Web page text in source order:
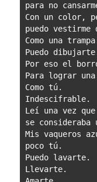
para no
Con un color,
puedo
Como una
Puedo
Por eso el
Para lograr una
Como tú.
Indescifrable.
Leí una vez
se consideraba
Mis vaqueros
poco tú.
Puedo lavarte.
Llevarte.